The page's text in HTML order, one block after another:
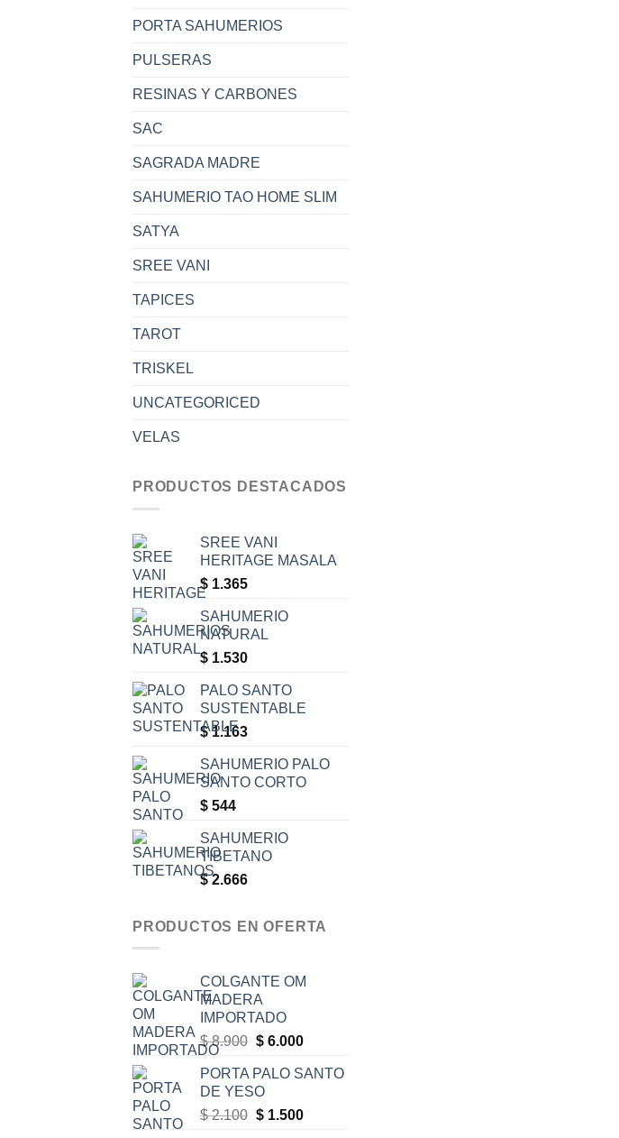
PORTA SAHUMERIOS
PULSERAS
RESINAS Y CARBONES
SAC
SAGRADA MADRE
SAHUMERIO TAO HOME SLIM
SATYA
SREE VANI
TAPICES
TAROT
TRISKEL
UNCATEGORICED
VELAS
PRODUCTOS DESTACADOS
SREE VANI
HERITAGE MASALA
$ 1.365
SAHUMERIO
NATURAL
$ 1.530
PALO SANTO
SUSTENTABLE
$1.163
SAHUMERIO PALO
SANTO CORTO
$ 544
SAHUMERIO
TIBETANO
$2.666
PRODUCTOS EN OFERTA
COLGANTE OM
MADERA
IMPORTADO
$8.900 Original
was:
$ 8.900.
$6.000Current
is:
PORTA PALO SANTO
DE YESO
$2.100 Original
$1.500Current